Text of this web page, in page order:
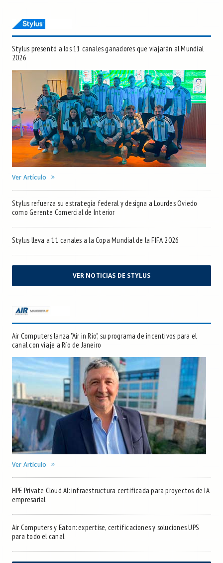
Stylus presentó a los 11 canales ganadores que viajarán al Mundial
2026
Ver Artículo
Stylus refuerza su estrategia federal y designa a Lourdes Oviedo
como Gerente Comercial de Interior
Stylus lleva a 11 canales a la Copa Mundial de la FIFA 2026
VER NOTICIAS DE STYLUS
Air Computers lanza "Air in Rio", su programa de incentivos para el
canal con viaje a Río de Janeiro
Ver Artículo
HPE Private Cloud AI: infraestructura certificada para proyectos de IA
empresarial
Air Computers y Eaton: expertise, certificaciones y soluciones UPS
para todo el canal